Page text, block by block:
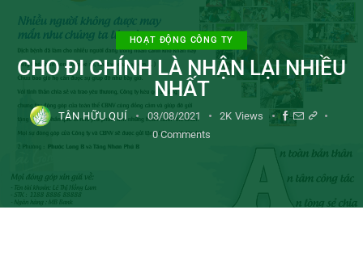
HOẠT ĐỘNG CÔNG TY
CHO ĐI CHÍNH LÀ NHẬN LẠI NHIỀU
NHẤT
TÂN HỮU QUÍ 03/08/2021 2K Views
0 Comments